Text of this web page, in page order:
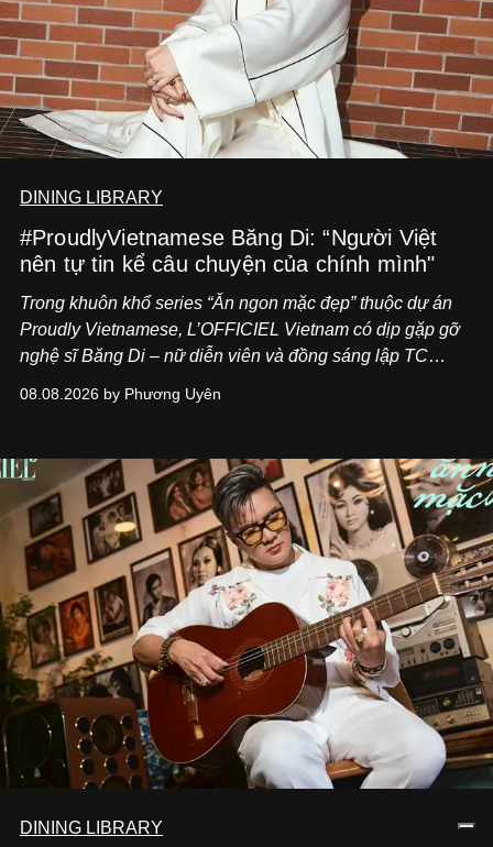
DINING LIBRARY
#ProudlyVietnamese Băng Di: “Người Việt
nên tự tin kể câu chuyện của chính mình"
Trong khuôn khổ series “Ăn ngon mặc đẹp” thuộc dự án
Proudly Vietnamese, L’OFFICIEL Vietnam có dịp gặp gỡ
nghệ sĩ Băng Di – nữ diễn viên và đồng sáng lập TC
Kitchen Bar và SALEM tại TP.HCM.
08.08.2026 by Phương Uyên
DINING LIBRARY